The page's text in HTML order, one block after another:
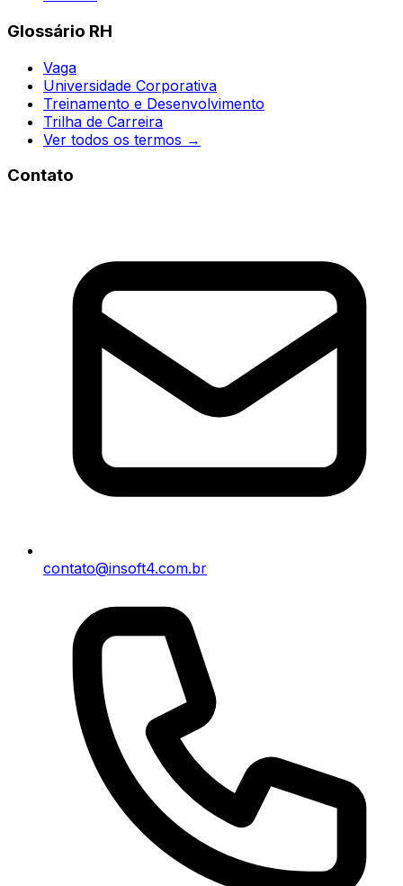
Glossário RH
Vaga
Universidade Corporativa
Treinamento e Desenvolvimento
Trilha de Carreira
Ver todos os termos →
Contato
contato@insoft4.com.br